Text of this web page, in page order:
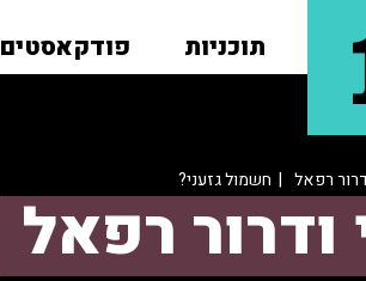
תוכניות פודקאסטים
רפאל | חשמול גזעני?
ודרור רפאל